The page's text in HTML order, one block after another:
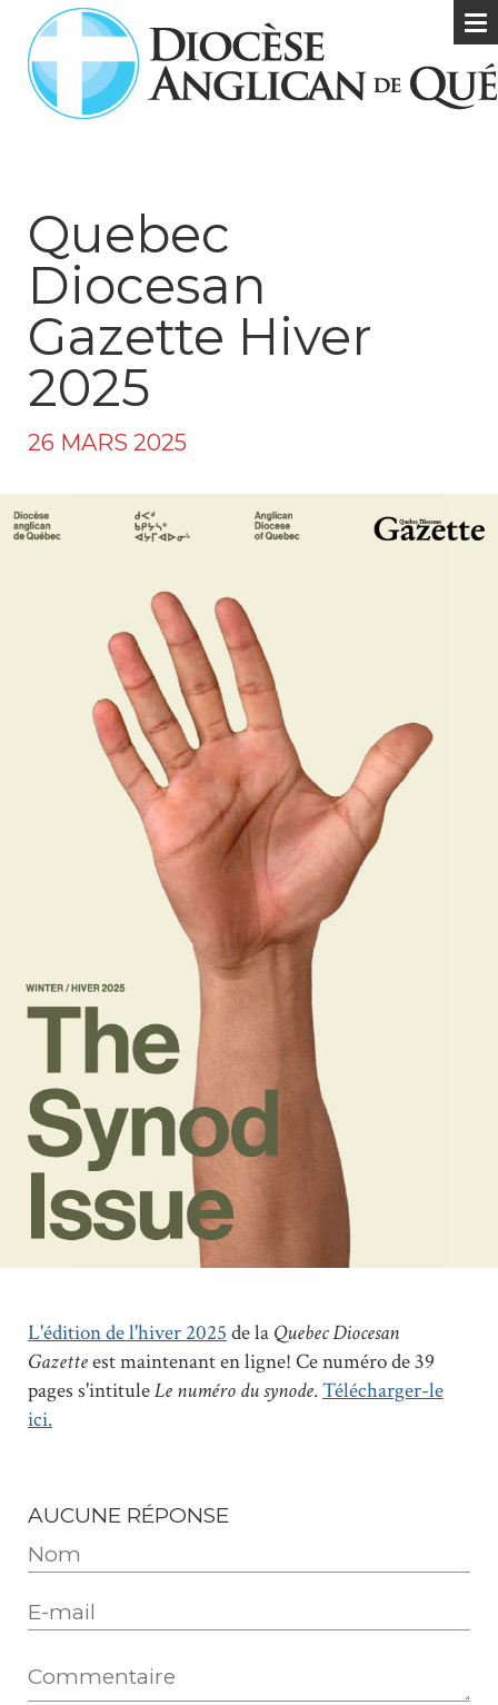
Quebec
Diocesan
Gazette Hiver
2025
26 MARS 2025
L'édition de l'hiver 2025de la Quebec Diocesan
Gazetteest maintenant en ligne! Ce numéro de 39
pages s'intituleLe numéro du synode.Télécharger-le
ici.
AUCUNE RÉPONSE